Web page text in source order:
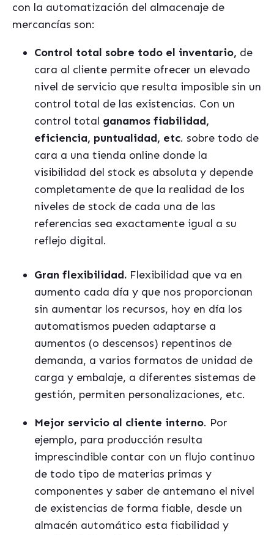
con la automatización del almacenaje de
mercancías son:
Control total sobre todo el inventario, de
cara al cliente permite ofrecer un elevado
nivel de servicio que resulta imposible sin un
control total de las existencias. Con un
control total ganamos fiabilidad,
eficiencia, puntualidad, etc. sobre todo de
cara a una tienda online donde la
visibilidad del stock es absoluta y depende
completamente de que la realidad de los
niveles de stock de cada una de las
referencias sea exactamente igual a su
reflejo digital.
Gran flexibilidad. Flexibilidad que va en
aumento cada día y que nos proporcionan
sin aumentar los recursos, hoy en día los
automatismos pueden adaptarse a
aumentos (o descensos) repentinos de
demanda, a varios formatos de unidad de
carga y embalaje, a diferentes sistemas de
gestión, permiten personalizaciones, etc.
Mejor servicio al cliente interno. Por
ejemplo, para producción resulta
imprescindible contar con un flujo continuo
de todo tipo de materias primas y
componentes y saber de antemano el nivel
de existencias de forma fiable, desde un
almacén automático esta fiabilidad y